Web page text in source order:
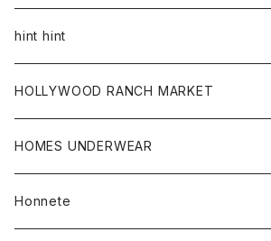
ジャケット
トップス
シャツ
カーディガン
ボトム
グッズ
帽子
帽子
hint hint
ストール
HOLLYWOOD RANCH MARKET
アウター
カーディガン
アクセサリー
HOMES UNDERWEAR
アウター
Honnete